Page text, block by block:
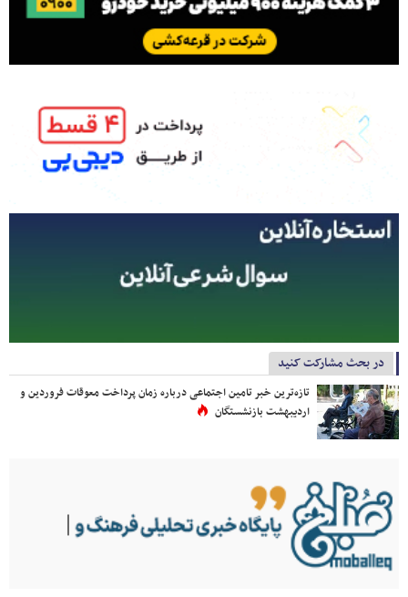
در بحث مشارکت کنید
تازه‌ترین خبر تامین اجتماعی درباره زمان پرداخت معوقات فروردین و
اردیبهشت بازنشستگان